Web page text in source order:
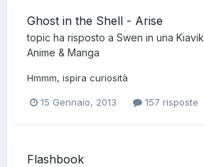
Ghost in the Shell - Arise
topic ha risposto a Swen in una Kiavik
Anime & Manga
Hmmm, ispira curiosità
15 Gennaio, 2013 157 risposte
Flashbook